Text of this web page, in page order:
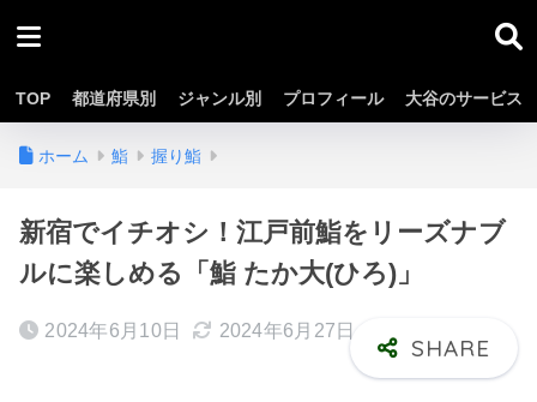
TOP 都道府県別 ジャンル別 プロフィール 大谷のサービス
ホーム 鮨 握り鮨
新宿でイチオシ！江戸前鮨をリーズナブ
ルに楽しめる「鮨 たか大(ひろ)」
2024年6月10日 2024年6月27日